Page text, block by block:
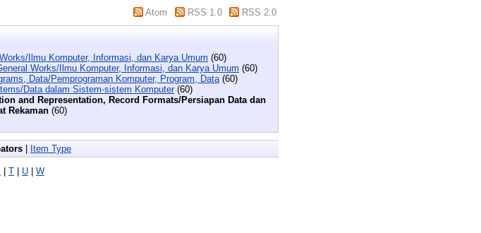
Atom RSS 1.0 RSS 2.0
Ilmu Komputer, Informasi, dan Karya Umum (60)
Works/Ilmu Komputer, Informasi, dan Karya Umum (60)
Data/Pemprograman Komputer, Program, Data(60)
Data dalam Sistem-sistem Komputer(60)
and Representation, Record Formats/Persiapan Data dan
Rekaman (60)
Item Type
T U W